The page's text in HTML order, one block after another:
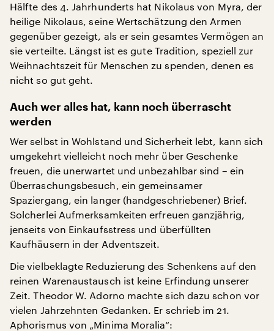
Hälfte des 4. Jahrhunderts hat Nikolaus von Myra, der
heilige Nikolaus, seine Wertschätzung den Armen
gegenüber gezeigt, als er sein gesamtes Vermögen an
sie verteilte. Längst ist es gute Tradition, speziell zur
Weihnachtszeit für Menschen zu spenden, denen es
nicht so gut geht.
Auch wer alles hat, kann noch überrascht
werden
Wer selbst in Wohlstand und Sicherheit lebt, kann sich
umgekehrt vielleicht noch mehr über Geschenke
freuen, die unerwartet und unbezahlbar sind – ein
Überraschungsbesuch, ein gemeinsamer
Spaziergang, ein langer (handgeschriebener) Brief.
Solcherlei Aufmerksamkeiten erfreuen ganzjährig,
jenseits von Einkaufsstress und überfüllten
Kaufhäusern in der Adventszeit.
Die vielbeklagte Reduzierung des Schenkens auf den
reinen Warenaustausch ist keine Erfindung unserer
Zeit. Theodor W. Adorno machte sich dazu schon vor
vielen Jahrzehnten Gedanken. Er schrieb im 21.
Aphorismus von „Minima Moralia“: